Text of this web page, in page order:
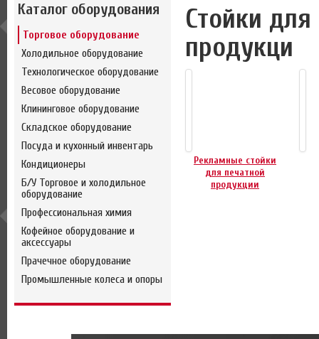
Каталог оборудования
Торговое оборудование
Холодильное оборудование
Технологическое оборудование
Весовое оборудование
Клининговое оборудование
Складское оборудование
Посуда и кухонный инвентарь
Кондиционеры
Б/У Торговое и холодильное
оборудование
Профессиональная химия
Кофейное оборудование и
аксессуары
Прачечное оборудование
Промышленные колеса и опоры
Стойки
продукци
Рекламные стойки
для печатной
продукции